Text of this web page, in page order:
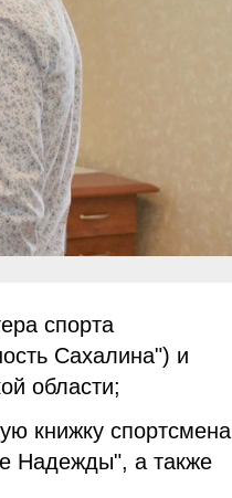
спорта
Сахалина") и
области;
книжку спортсмена
Надежды", а также